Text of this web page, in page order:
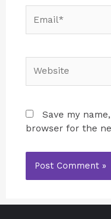
Save my
browser for the